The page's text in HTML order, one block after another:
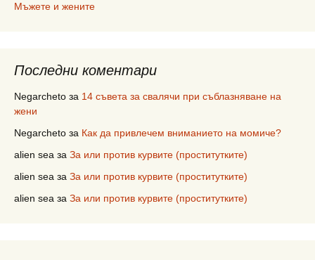
Мъжете и жените
Последни коментари
Negarcheto за 14 съвета за свалячи при съблазняване на
жени
Negarcheto за Как да привлечем вниманието на момиче?
alien sea за За или против курвите (проститутките)
alien sea за За или против курвите (проститутките)
alien sea за За или против курвите (проститутките)